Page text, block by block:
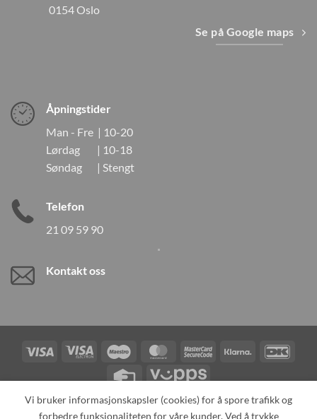
0154 Oslo
Se på Google maps
Åpningstider
Man - Fre | 10-20
Lørdag | 10-18
Søndag | Stengt
Telefon
21 09 59 90
Kontakt oss
Visa
Visa
Electron
Maestro MasterCardMasterCardKlarna
Credit
Vipps
Vi bruker informasjonskapsler (cookies) for å spore trafikk og
forbedre funksjonaliteten for våre kunder. Ved å trykke